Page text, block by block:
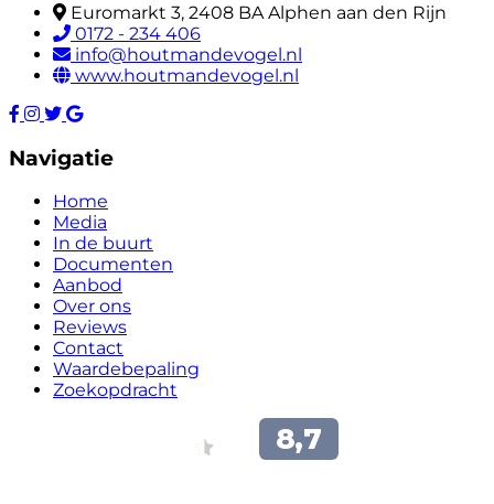
Euromarkt 3, 2408 BA Alphen aan den Rijn
0172 - 234 406
info@houtmandevogel.nl
www.houtmandevogel.nl
Navigatie
Home
Media
In de buurt
Documenten
Aanbod
Over ons
Reviews
Contact
Waardebepaling
Zoekopdracht